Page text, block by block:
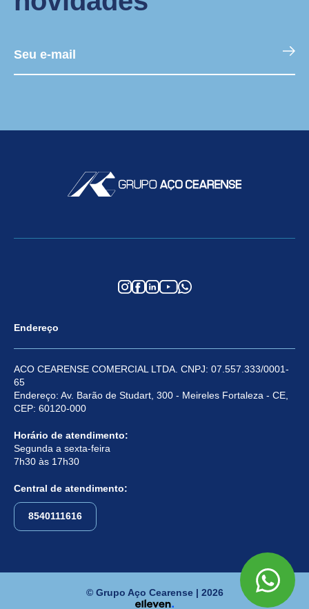
Endereço
ACO CEARENSE COMERCIAL LTDA. CNPJ: 07.557.333/0001-
65
Endereço: Av. Barão de Studart, 300 - Meireles Fortaleza - CE,
CEP: 60120-000
Horário de atendimento:
Segunda a sexta-feira
7h30 às 17h30
Central de atendimento:
8540111616
© Grupo Aço Cearense | 2026